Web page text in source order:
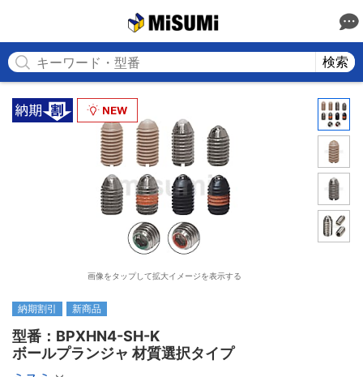
検索
画像をタップして拡大イメージを表示する
納期割引 新商品
型番：BPXHN4-SH-K
ボールプランジャ 材質選択タイプ